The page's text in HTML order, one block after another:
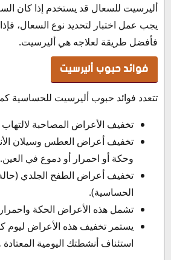
أليرسيت للسعال قد يستخدم إذا كان
يجب عمل اختبار لتحديد نوع السعال،
فأفضل طريقة لعلاجه هي أليرسيت.
فوائد حبوب أليرسيت
تتعدد فوائد حبوب أليرسيت للحساسية
تخفيف الأعراض المصاحبة
تخفيف أعراض العطس وسيلان
وحكة أو احمرار أو دموع في العين.
تخفيف أعراض الطفح الجلدي (حالة
الحساسية).
تشمل هذه الأعراض الحكة واحمرار
يستمر تخفيف هذه الأعراض
استئناف أنشطتك اليومية المعتادة